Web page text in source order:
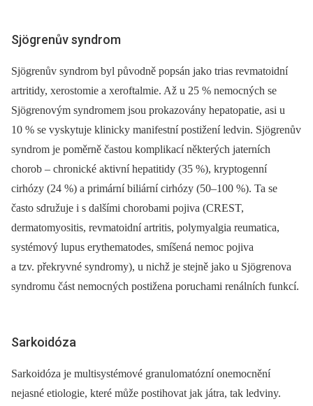
Sjögrenův syndrom
Sjögrenův syndrom byl původně popsán jako trias revmatoidní
artritidy, xerostomie a xeroftalmie. Až u 25 % nemocných se
Sjögrenovým syndromem jsou prokazovány hepatopatie, asi u
10 % se vyskytuje klinicky manifestní postižení ledvin. Sjögrenův
syndrom je poměrně častou komplikací některých jaterních
chorob –⁠ chronické aktivní hepatitidy (35 %), kryptogenní
cirhózy (24 %) a primární biliární cirhózy (50–100 %). Ta se
často sdružuje i s dalšími chorobami pojiva (CREST,
dermatomyositis, revmatoidní artritis, polymyalgia reumatica,
systémový lupus erythematodes, smíšená nemoc pojiva
a tzv. překryvné syndromy), u nichž je stejně jako u Sjögrenova
syndromu část nemocných postižena poruchami renálních funkcí.
Sarkoidóza
Sarkoidóza je multisystémové granulomatózní onemocnění
nejasné etiologie, které může postihovat jak játra, tak ledviny.